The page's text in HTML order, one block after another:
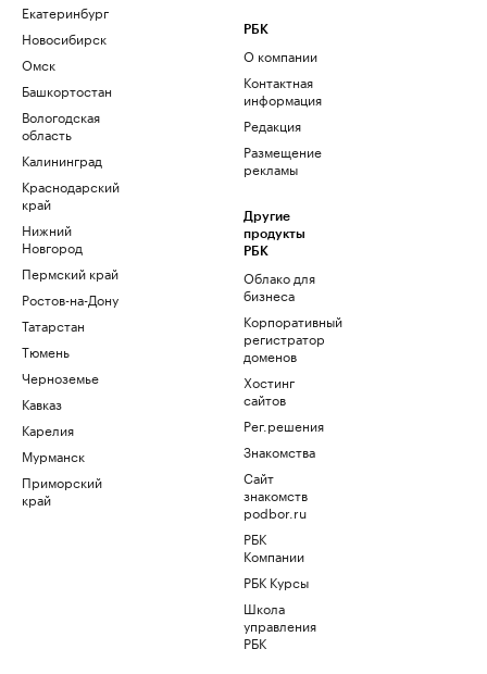
Екатеринбург
Новосибирск
Омск
Башкортостан
Вологодская
область
Калининград
Краснодарский
край
Нижний
Новгород
Пермский край
Ростов-на-Дону
Татарстан
Тюмень
Черноземье
Кавказ
Карелия
Мурманск
Приморский
край
РБК
О компании
Контактная
информация
Редакция
Размещение
рекламы
Другие
продукты
РБК
Облако для
бизнеса
Корпоративный
регистратор
доменов
Хостинг
сайтов
Рег.решения
Знакомства
Сайт
знакомств
podbor.ru
РБК
Компании
РБК Курсы
Школа
управления
РБК